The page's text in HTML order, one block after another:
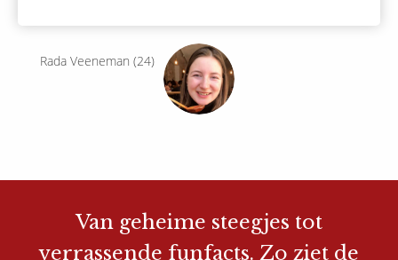
Rada Veeneman (24)
Van geheime steegjes tot
verrassende funfacts. Zo ziet de